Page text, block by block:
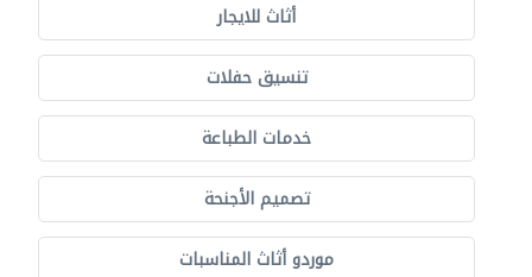
أثاث للايجار
تنسيق حفلات
خدمات الطباعة
تصميم الأجنحة
موردو أثاث المناسبات